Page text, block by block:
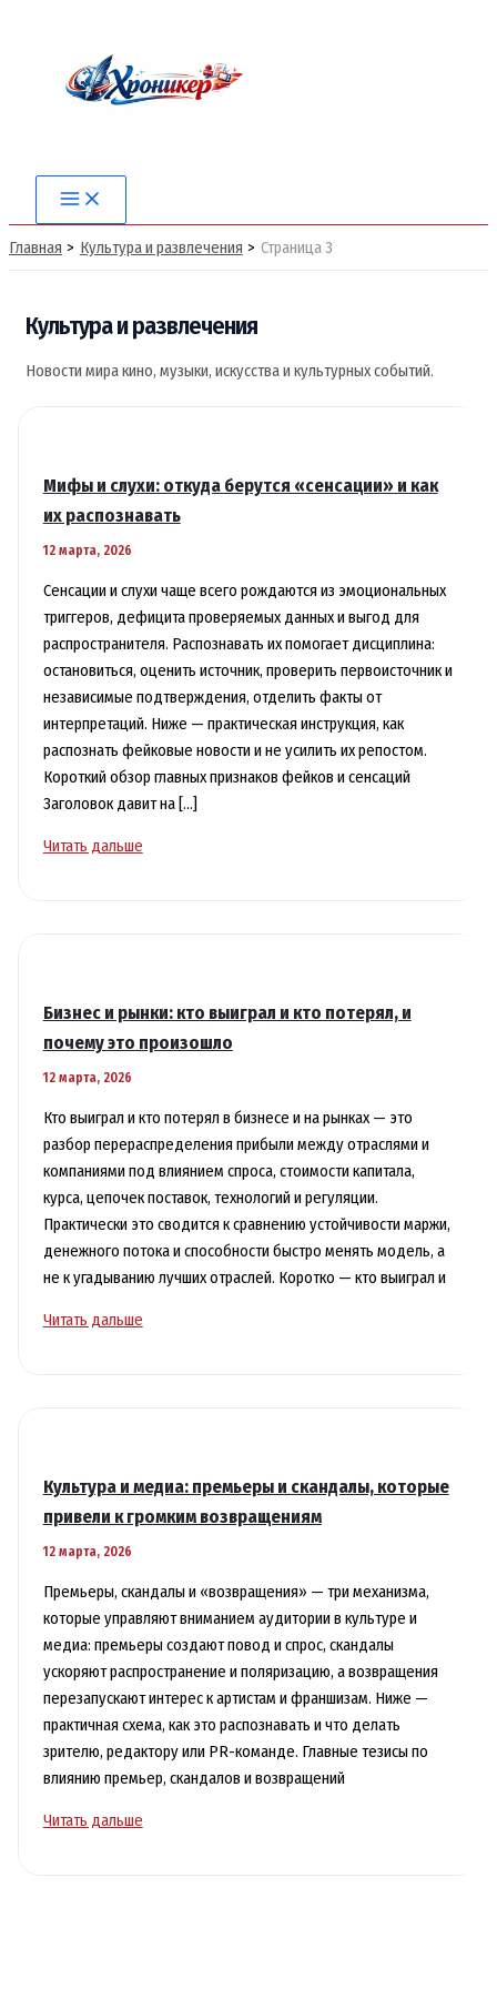
содержимому
Main
Menu
Главная Культура и развлечения Страница 3
Культура и развлечения
Новости мира кино, музыки, искусства и культурных событий.
Мифы и слухи: откуда берутся «сенсации» и как
их распознавать
12 марта, 2026
Сенсации и слухи чаще всего рождаются из эмоциональных
триггеров, дефицита проверяемых данных и выгод для
распространителя. Распознавать их помогает дисциплина:
остановиться, оценить источник, проверить первоисточник и
независимые подтверждения, отделить факты от
интерпретаций. Ниже — практическая инструкция, как
распознать фейковые новости и не усилить их репостом.
Короткий обзор главных признаков фейков и сенсаций
Заголовок давит на […]
Мифы
и
их
распознавать
Читать дальше
Бизнес и рынки: кто выиграл и кто потерял, и
почему это произошло
12 марта, 2026
Кто выиграл и кто потерял в бизнесе и на рынках — это
разбор перераспределения прибыли между отраслями и
компаниями под влиянием спроса, стоимости капитала,
курса, цепочек поставок, технологий и регуляции.
Практически это сводится к сравнению устойчивости маржи,
денежного потока и способности быстро менять модель, а
не к угадыванию лучших отраслей. Коротко — кто выиграл и
Бизнес
кто
и
почему
это
произошло
Читать дальше
Культура и медиа: премьеры и скандалы, которые
привели к громким возвращениям
12 марта, 2026
Премьеры, скандалы и «возвращения» — три механизма,
которые управляют вниманием аудитории в культуре и
медиа: премьеры создают повод и спрос, скандалы
ускоряют распространение и поляризацию, а возвращения
перезапускают интерес к артистам и франшизам. Ниже —
практичная схема, как это распознавать и что делать
зрителю, редактору или PR-команде. Главные тезисы по
влиянию премьер, скандалов и возвращений
Культура
Читать дальше